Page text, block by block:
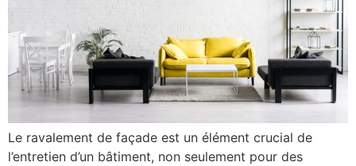
Le ravalement de façade est un élément crucial de
l’entretien d’un bâtiment, non seulement pour des